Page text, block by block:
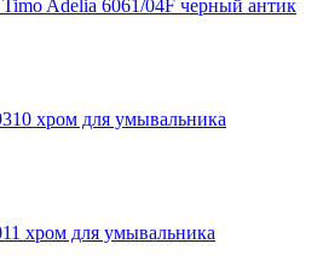
Adelia 6061/04F черный антик
хром для умывальника
хром для умывальника